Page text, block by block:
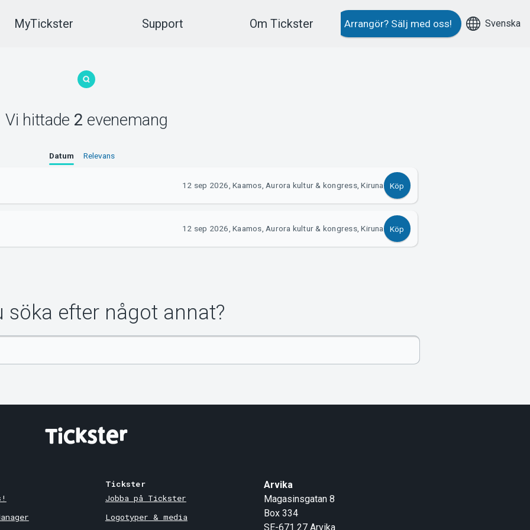
MyTickster Support Om Tickster Arrangör? Sälj med oss! Svenska
Vi hittade 2 evenemang
Datum Relevans
12 sep 2026, Kaamos, Aurora kultur & kongress, Kiruna Köp
12 sep 2026, Kaamos, Aurora kultur & kongress, Kiruna Köp
söka efter något annat?
Tickster
Jobba på Tickster
Logotyper & media
Arvika
Magasinsgatan 8
Box 334
SE-671 27 Arvika